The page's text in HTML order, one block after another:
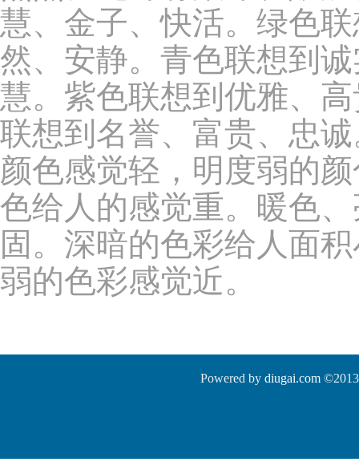
慧、金子、快活。绿色
然、安静。青色联想到
慧。紫色联想到优雅、
联想到名誉、富贵、忠
颜色感觉轻，明度弱的
色给人的感觉重。暖色
固。深暗的色彩给人面
弱的色彩感觉近。
Powered by diugai.com